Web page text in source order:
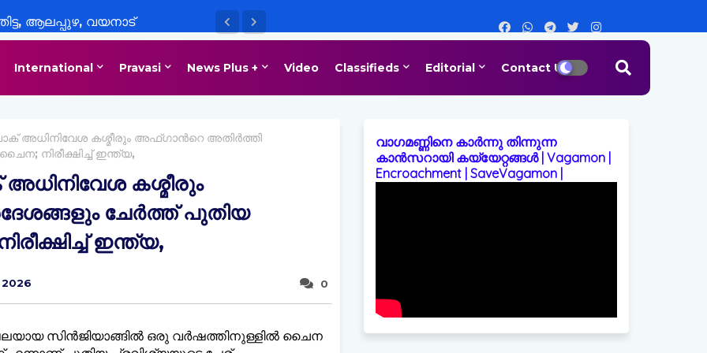
ആലപ്പുഴ, വയനാട്
സ്ഥാപനങ്ങൾക്ക് നാളെ
International Pravasi News Plus + Video Classifieds Editorial Contact Us
അധിനിവേശ കശ്മീരും അഫ്ഗാന്‍റെ അതിര്‍ത്തി
നിരീക്ഷിച്ച്‌ ഇന്ത്യ,
കശ്മീരും
ചേര്‍ത്ത് പുതിയ
ഇന്ത്യ,
0
സിൻജിയാങ്ങില്‍ ഒരു വർഷത്തിനുള്ളില്‍ ചൈന
വാഗമണ്ണിനെ കാർന്നു തിന്നുന്ന
കാൻസറായി കയ്യേറ്റങ്ങൾ | Vagamon |
Encroachment | SaveVagamon |